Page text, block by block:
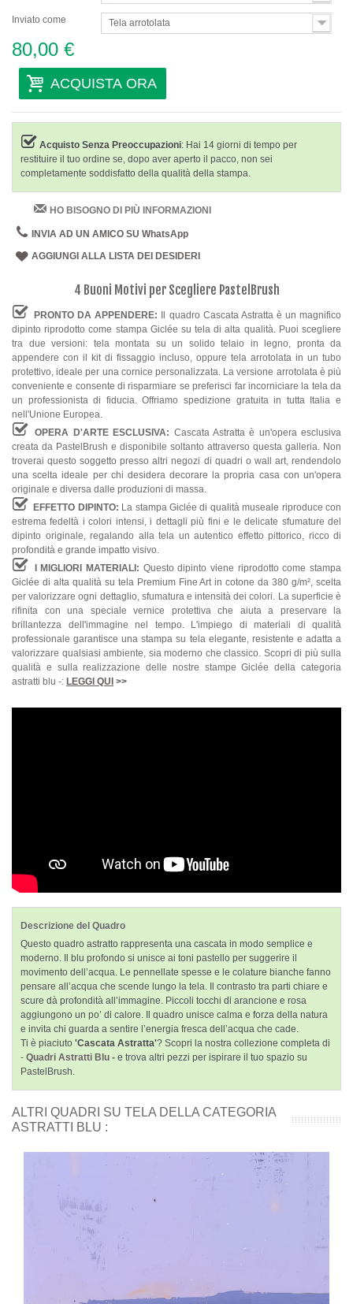
Inviato come Tela arrotolata
80,00 €
ACQUISTA ORA
Acquisto Senza Preoccupazioni: Hai 14 giorni di tempo per
restituire il tuo ordine se, dopo aver aperto il pacco, non sei
completamente soddisfatto della qualità della stampa.
HO BISOGNO DI PIÙ INFORMAZIONI
INVIA AD UN AMICO SU WhatsApp
AGGIUNGI ALLA LISTA DEI DESIDERI
4 Buoni Motivi per Scegliere PastelBrush
PRONTO DA APPENDERE:
Il quadro Cascata Astratta è un magnifico
dipinto riprodotto come stampa Giclée su tela di alta qualità. Puoi scegliere
tra due versioni: tela montata su un solido telaio in legno, pronta da
appendere con il kit di fissaggio incluso, oppure tela arrotolata in un tubo
protettivo, ideale per una cornice personalizzata. La versione arrotolata è più
conveniente e consente di risparmiare se preferisci far incorniciare la tela da
un professionista di fiducia. Offriamo spedizione gratuita in tutta Italia e
nell'Unione Europea.
OPERA D'ARTE ESCLUSIVA: Cascata Astratta è un'opera esclusiva
creata da PastelBrush e disponibile soltanto attraverso questa galleria. Non
troverai questo soggetto presso altri negozi di quadri o wall art, rendendolo
una scelta ideale per chi desidera decorare la propria casa con un'opera
originale e diversa dalle produzioni di massa.
EFFETTO DIPINTO: La stampa Giclée di qualità museale riproduce con
estrema fedeltà i colori intensi, i dettagli più fini e le delicate sfumature del
dipinto originale, regalando alla tela un autentico effetto pittorico, ricco di
profondità e grande impatto visivo.
I MIGLIORI MATERIALI: Questo dipinto viene riprodotto come stampa
Giclée di alta qualità su tela Premium Fine Art in cotone da 380 g/m², scelta
per valorizzare ogni dettaglio, sfumatura e intensità dei colori. La superficie è
rifinita con una speciale vernice protettiva che aiuta a preservare la
brillantezza dell'immagine nel tempo. L'impiego di materiali di qualità
professionale garantisce una stampa su tela elegante, resistente e adatta a
valorizzare qualsiasi ambiente, sia moderno che classico. Scopri di più sulla
qualità e sulla realizzazione delle nostre stampe Giclée della categoria
astratti blu -: LEGGI QUI >>
Descrizione del Quadro
Questo quadro astratto rappresenta una cascata in modo semplice e
moderno. Il blu profondo si unisce ai toni pastello per suggerire il
movimento dell’acqua. Le pennellate spesse e le colature bianche fanno
pensare all’acqua che scende lungo la tela. Il contrasto tra parti chiare e
scure dà profondità all’immagine. Piccoli tocchi di arancione e rosa
aggiungono un po’ di calore. Il quadro unisce calma e forza della natura
e invita chi guarda a sentire l’energia fresca dell’acqua che cade.
Ti è piaciuto 'Cascata Astratta'? Scopri la nostra collezione completa di
- Quadri Astratti Blu - e trova altri pezzi per ispirare il tuo spazio su
PastelBrush.
ALTRI QUADRI SU TELA DELLA CATEGORIA
ASTRATTI BLU :